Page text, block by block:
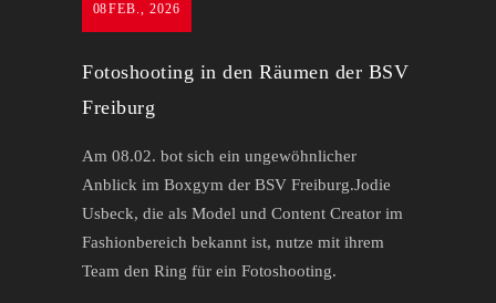
08FEB., 2026
Fotoshooting in den Räumen der BSV
Freiburg
Am 08.02. bot sich ein ungewöhnlicher
Anblick im Boxgym der BSV Freiburg.Jodie
Usbeck, die als Model und Content Creator im
Fashionbereich bekannt ist, nutze mit ihrem
Team den Ring für ein Fotoshooting.